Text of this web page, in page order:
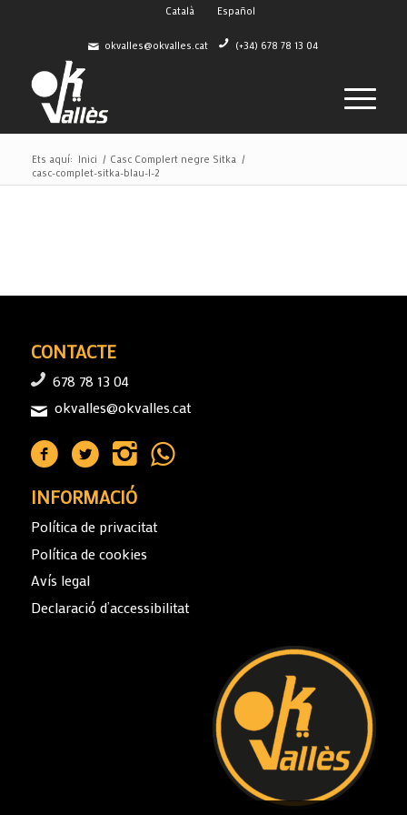
Català Español
okvalles@okvalles.cat (+34) 678 78 13 04
Ets aquí: Inici / Casc Complert negre Sitka /
casc-complet-sitka-blau-l-2
CONTACTE
678 78 13 04
okvalles@okvalles.cat
INFORMACIÓ
Política de privacitat
Política de cookies
Avís legal
Declaració d’accessibilitat